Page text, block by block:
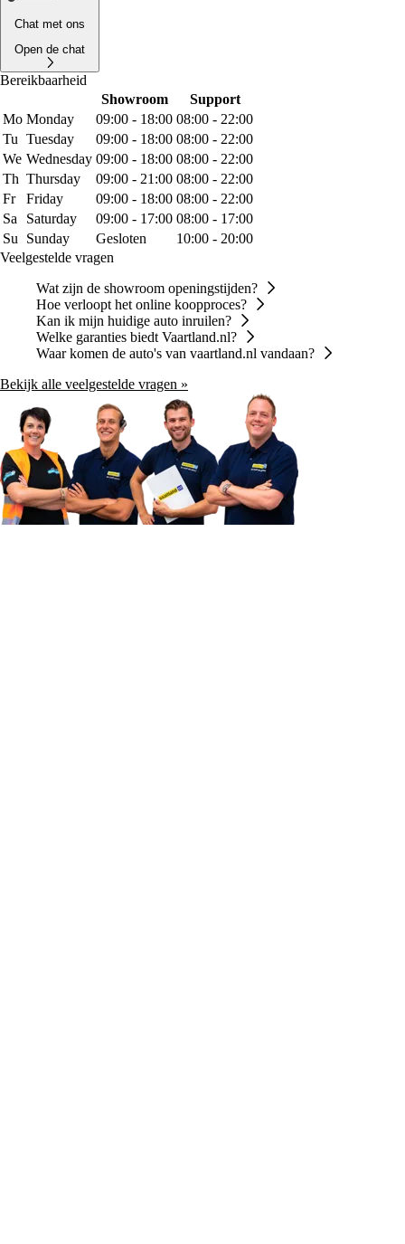
Chat met ons
Open de chat
Bereikbaarheid
Showroom
Support
Mo Monday 09:00 - 18:00 08:00 - 22:00
Tu Tuesday 09:00 - 18:00 08:00 - 22:00
We Wednesday 09:00 - 18:00 08:00 - 22:00
Th Thursday 09:00 - 21:00 08:00 - 22:00
Fr
Friday 09:00 - 18:00 08:00 - 22:00
Sa
Saturday 09:00 - 17:00 08:00 - 17:00
Su
Sunday Gesloten
10:00 - 20:00
Veelgestelde vragen
Wat zijn de showroom openingstijden?
Hoe verloopt het online koopproces?
Kan ik mijn huidige auto inruilen?
Welke garanties biedt Vaartland.nl?
Waar komen de auto's van vaartland.nl vandaan?
Bekijk alle veelgestelde vragen »